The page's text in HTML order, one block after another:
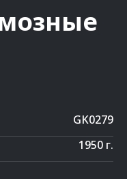
GK0279
1950 г.